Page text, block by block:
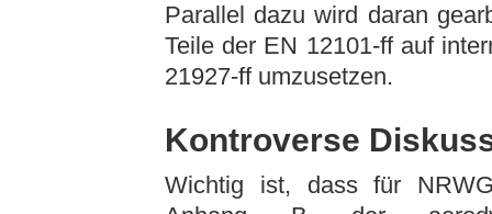
Parallel dazu wird daran
Teile der EN 12101-ff auf
21927-ff umzusetzen.
Kontroverse
Wichtig ist, dass für